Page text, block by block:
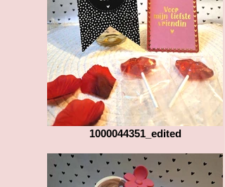
1000044351_edited